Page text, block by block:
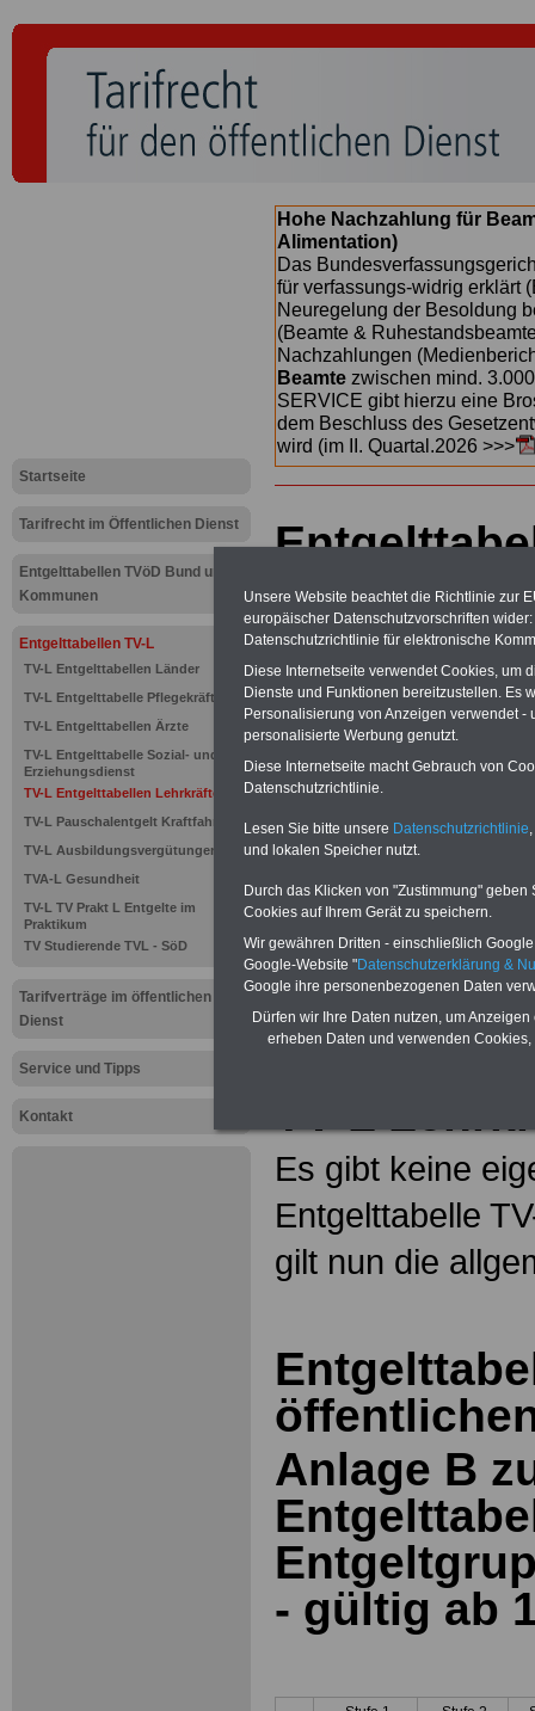
Startseite
Tarifrecht im Öffentlichen Dienst
Entgelttabellen TVöD Bund und
Kommunen
Entgelttabellen TV-L
TV-L Entgelttabellen Länder
TV-L Entgelttabelle Pflegekräfte
TV-L Entgelttabellen Ärzte
TV-L Entgelttabelle Sozial- und
Erziehungsdienst
TV-L Entgelttabellen Lehrkräfte
TV-L Pauschalentgelt Kraftfahrer
TV-L Ausbildungsvergütungen
TVA-L Gesundheit
TV-L TV Prakt L Entgelte im
Praktikum
TV Studierende TVL - SöD
Tarifverträge im öffentlichen
Dienst
Service und Tipps
Kontakt
Hohe Nachzahlung für
Alimentation)
Das
für verfassungs-widrig erklärt
Neuregelung der Besoldung
(Beamte &
Nachzahlungen
Beamte zwischen mind.
SERVICE gibt hierzu eine
dem Beschluss des
wird (im II. Quartal.2026 >>>
Bereich
Lehrkräfte
Es gibt keine
Entgelttabelle
gilt nun die
Anlage B
- gültig ab
Unsere Website beachtet die Richtlinie zur
europäischer Datenschutzvorschriften
Datenschutzrichtlinie für elektronische
Diese Internetseite verwendet Cookies, um
Dienste und Funktionen bereitzustellen. Es
Personalisierung von Anzeigen verwendet
personalisierte Werbung genutzt.
Diese Internetseite macht Gebrauch von
Datenschutzrichtlinie.
Lesen Sie bitte unsere Datenschutzrichtlinie
und lokalen Speicher nutzt.
Durch das Klicken von "Zustimmung"
Cookies auf Ihrem Gerät zu speichern.
Wir gewähren Dritten - einschließlich
Google-Website "Datenschutzerklärung &
Google ihre personenbezogenen Daten
Dürfen wir Ihre Daten nutzen, um
erheben Daten und verwenden